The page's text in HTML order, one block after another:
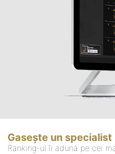
Gasește un specialist
Ranking-ul îi adună pe cei